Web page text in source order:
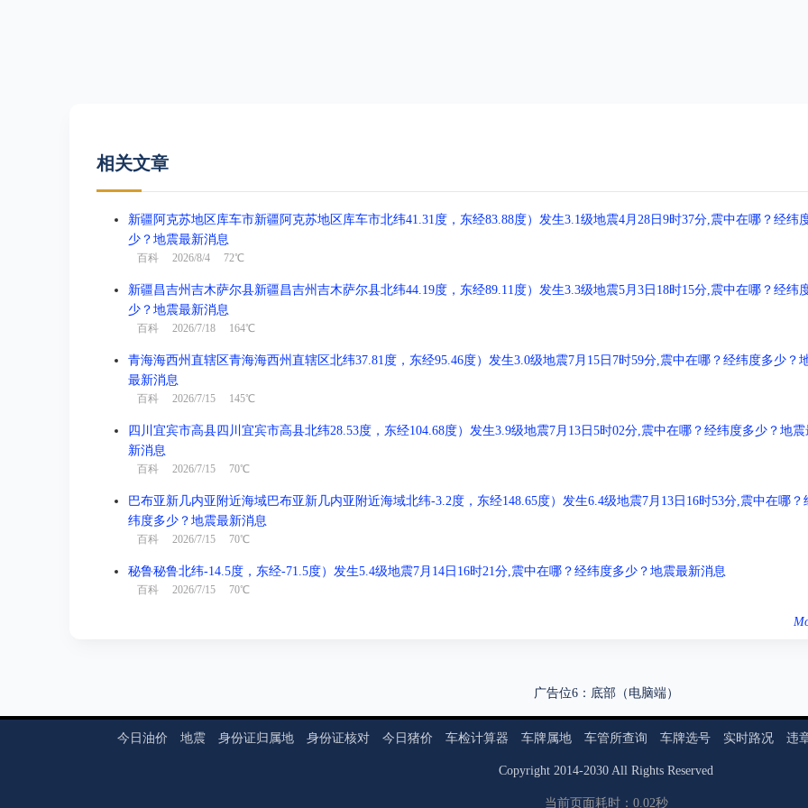
相关文章
新疆阿克苏地区库车市新疆阿克苏地区库车市北纬41.31度，东经83.88度）发生3.1级地震4月28日9时37分,震中在哪？经纬
少？地震最新消息
百科 2026/8/4 72℃
新疆昌吉州吉木萨尔县新疆昌吉州吉木萨尔县北纬44.19度，东经89.11度）发生3.3级地震5月3日18时15分,震中在哪？经纬
少？地震最新消息
百科 2026/7/18 164℃
青海海西州直辖区青海海西州直辖区北纬37.81度，东经95.46度）发生3.0级地震7月15日7时59分,震中在哪？经纬度多少？
最新消息
百科 2026/7/15 145℃
四川宜宾市高县四川宜宾市高县北纬28.53度，东经104.68度）发生3.9级地震7月13日5时02分,震中在哪？经纬度多少？地震
新消息
百科 2026/7/15 70℃
巴布亚新几内亚附近海域巴布亚新几内亚附近海域北纬-3.2度，东经148.65度）发生6.4级地震7月13日16时53分,震中在哪？
纬度多少？地震最新消息
百科 2026/7/15 70℃
秘鲁秘鲁北纬-14.5度，东经-71.5度）发生5.4级地震7月14日16时21分,震中在哪？经纬度多少？地震最新消息
百科 2026/7/15 70℃
广告位6：底部（电脑端）
今日油价 地震 身份证归属地 身份证核对 今日猪价 车检计算器 车牌属地 车管所查询 车牌选号 实时路况 违
Copyright 2014-2030 All Rights Reserved
当前页面耗时：0.02秒